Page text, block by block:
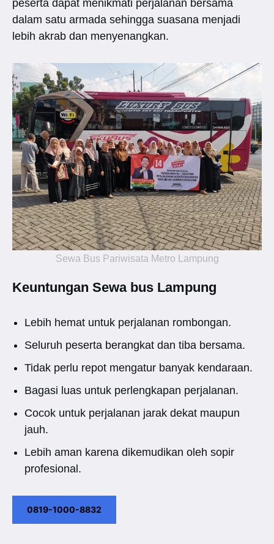
peserta dapat menikmati perjalanan bersama
dalam satu armada sehingga suasana menjadi
lebih akrab dan menyenangkan.
Sewa Bus Pariwisata Metro Lampung
Keuntungan Sewa bus Lampung
Lebih hemat untuk perjalanan rombongan.
Seluruh peserta berangkat dan tiba bersama.
Tidak perlu repot mengatur banyak kendaraan.
Bagasi luas untuk perlengkapan perjalanan.
Cocok untuk perjalanan jarak dekat maupun
jauh.
Lebih aman karena dikemudikan oleh sopir
profesional.
0819-1000-8832